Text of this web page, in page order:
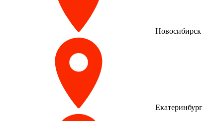
Новосибирск
Екатеринбург